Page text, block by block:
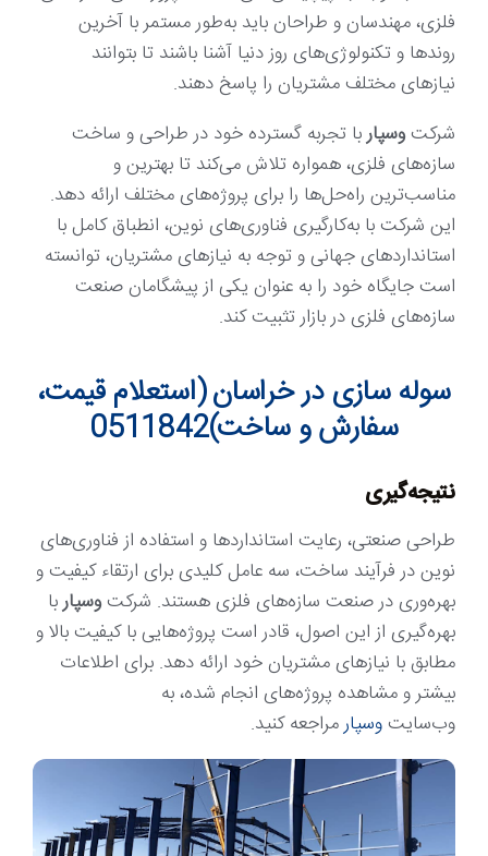
فلزی، مهندسان و طراحان باید به‌طور مستمر با آخرین
روندها و تکنولوژی‌های روز دنیا آشنا باشند تا بتوانند
نیازهای مختلف مشتریان را پاسخ دهند.
شرکتوسپاربا تجربه گسترده خود در طراحی و ساخت
سازه‌های فلزی، همواره تلاش می‌کند تا بهترین و
مناسب‌ترین راه‌حل‌ها را برای پروژه‌های مختلف ارائه دهد.
این شرکت با به‌کارگیری فناوری‌های نوین، انطباق کامل با
استانداردهای جهانی و توجه به نیازهای مشتریان، توانسته
است جایگاه خود را به عنوان یکی از پیشگامان صنعت
سازه‌های فلزی در بازار تثبیت کند.
سوله سازی در خراسان (استعلام قیمت،
سفارش و ساخت)0511842
نتیجه‌گیری
طراحی صنعتی، رعایت استانداردها و استفاده از فناوری‌های
نوین در فرآیند ساخت، سه عامل کلیدی برای ارتقاء کیفیت و
بهره‌وری در صنعت سازه‌های فلزی هستند. شرکتوسپاربا
بهره‌گیری از این اصول، قادر است پروژه‌هایی با کیفیت بالا و
مطابق با نیازهای مشتریان خود ارائه دهد. برای اطلاعات
بیشتر و مشاهده پروژه‌های انجام شده، به
وب‌سایت وسپارمراجعه کنید.